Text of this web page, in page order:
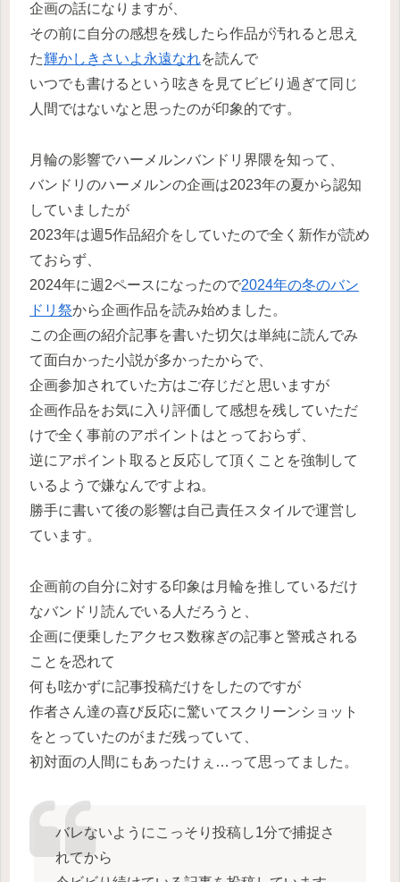
企画の話になりますが、
その前に自分の感想を残したら作品が汚れると思え
た輝かしきさいよ永遠なれを読んで
いつでも書けるという呟きを見てビビり過ぎて同じ
人間ではないなと思ったのが印象的です。
月輪の影響でハーメルンバンドリ界隈を知って、
バンドリのハーメルンの企画は2023年の夏から認知
していましたが
2023年は週5作品紹介をしていたので全く新作が読め
ておらず、
2024年に週2ペースになったので2024年の冬のバン
ドリ祭から企画作品を読み始めました。
この企画の紹介記事を書いた切欠は単純に読んでみ
て面白かった小説が多かったからで、
企画参加されていた方はご存じだと思いますが
企画作品をお気に入り評価して感想を残していただ
けで全く事前のアポイントはとっておらず、
逆にアポイント取ると反応して頂くことを強制して
いるようで嫌なんですよね。
勝手に書いて後の影響は自己責任スタイルで運営し
ています。
企画前の自分に対する印象は月輪を推しているだけ
なバンドリ読んでいる人だろうと、
企画に便乗したアクセス数稼ぎの記事と警戒される
ことを恐れて
何も呟かずに記事投稿だけをしたのですが
作者さん達の喜び反応に驚いてスクリーンショット
をとっていたのがまだ残っていて、
初対面の人間にもあったけぇ…って思ってました。
バレないようにこっそり投稿し1分で捕捉さ
れてから